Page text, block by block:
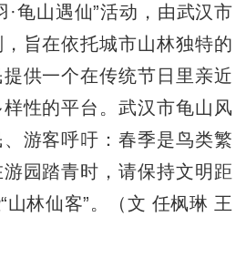
山遇仙”活动，由武汉市
旨在依托城市山林独特的
供一个在传统节日里亲近
性的平台。武汉市龟山风
游客呼吁：春季是鸟类繁
园踏青时，请保持文明距
山林仙客”。（文 任枫琳 王